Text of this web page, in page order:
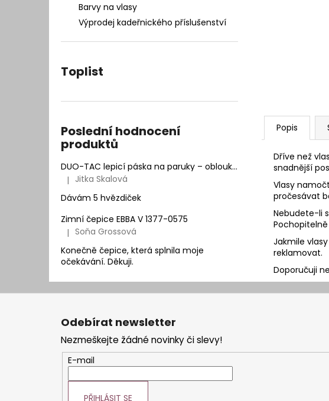
Barvy na vlasy
Výprodej kadeřnického příslušenství
Toplist
Poslední hodnocení
produktů
DUO-TAC lepicí páska na paruky – oblouk | Natur Hair
Hodnocení produktu je 5 z 5 hvězdiček.
| Jitka Skalová
Dávám 5 hvězdiček
Zimní čepice EBBA V 1377-0575
Hodnocení produktu je 5 z 5 hvězdiček.
| Soňa Grossová
Konečně čepice, která splnila moje
očekávání. Děkuji.
Popis
Dříve než
snadnější
Vlasy
pročesávat
Nebudete-li
Jakmile
reklamovat.
Doporučuji
Z
Odebírat newsletter
Nezmeškejte žádné novinky či slevy!
E-mail
PŘIHLÁSIT SE